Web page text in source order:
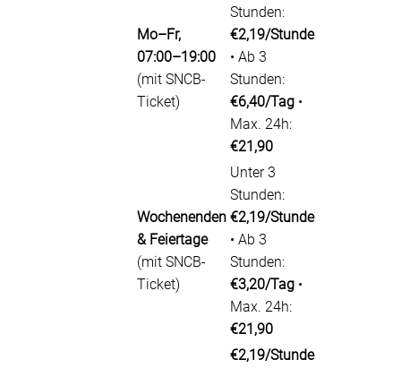
Mo–Fr,
07:00–19:00
(mit SNCB-
Ticket)
Stunden:
€2,19/Stunde
• Ab 3
Stunden:
€6,40/Tag •
Max. 24h:
€21,90
Wochenenden
& Feiertage
(mit SNCB-
Ticket)
Unter 3
Stunden:
€2,19/Stunde
• Ab 3
Stunden:
€3,20/Tag •
Max. 24h:
€21,90
€2,19/Stunde